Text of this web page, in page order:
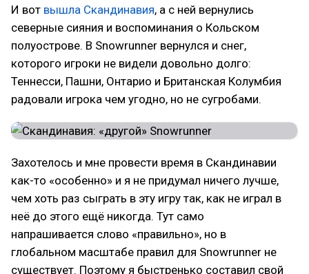
И вот вышла Скандинавия, а с ней вернулись
северные сияния и воспоминания о Кольском
полуострове. В Snowrunner вернулся и снег,
которого игроки не видели довольно долго:
Теннесси, Пашни, Онтарио и Британская Колумбия
радовали игрока чем угодно, но не сугробами.
Захотелось и мне провести время в Скандинавии
как-то «особенно» и я не придумал ничего лучше,
чем хоть раз сыграть в эту игру так, как не играл в
неё до этого ещё никогда. Тут само
напрашивается слово «правильно», но в
глобальном масштабе правил для Snowrunner не
существует. Поэтому я быстренько составил свой